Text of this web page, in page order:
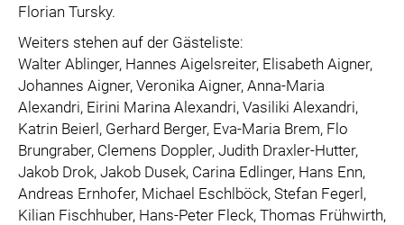
Florian Tursky.
Weiters stehen auf der Gästeliste:
Walter Ablinger, Hannes Aigelsreiter, Elisabeth Aigner,
Johannes Aigner, Veronika Aigner, Anna-Maria
Alexandri, Eirini Marina Alexandri, Vasiliki Alexandri,
Katrin Beierl, Gerhard Berger, Eva-Maria Brem, Flo
Brungraber, Clemens Doppler, Judith Draxler-Hutter,
Jakob Drok, Jakob Dusek, Carina Edlinger, Hans Enn,
Andreas Ernhofer, Michael Eschlböck, Stefan Fegerl,
Kilian Fischhuber, Hans-Peter Fleck, Thomas Frühwirth,